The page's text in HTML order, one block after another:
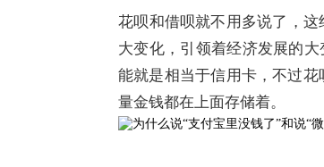
花呗和借呗就不用多说了，
大变化，引领着经济发展的
能就是相当于信用卡，不过
量金钱都在上面存储着。